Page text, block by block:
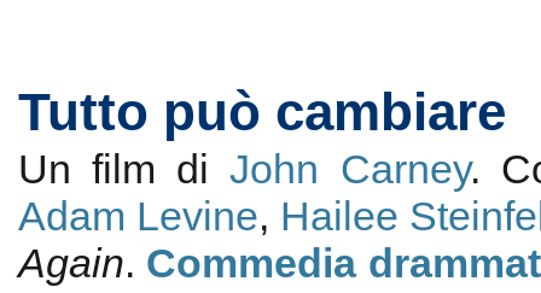
Tutto può cambiare
Un film diJohn Carney.
Adam Levine, Hailee
Again. Commedia